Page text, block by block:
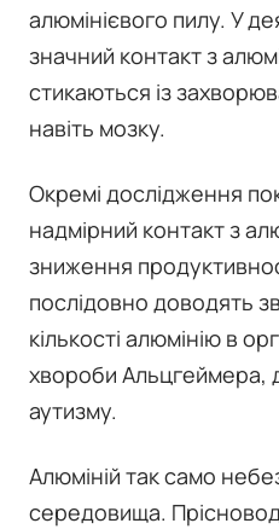
алюмінієвого пилу. У
значний контакт з
стикаються із
навіть мозку.
Окремі дослідження
надмірний контакт з
зниження
послідовно доводять
кількості алюмінію в
хвороби Альцгеймера,
аутизму.
Алюміній так само
середовища.